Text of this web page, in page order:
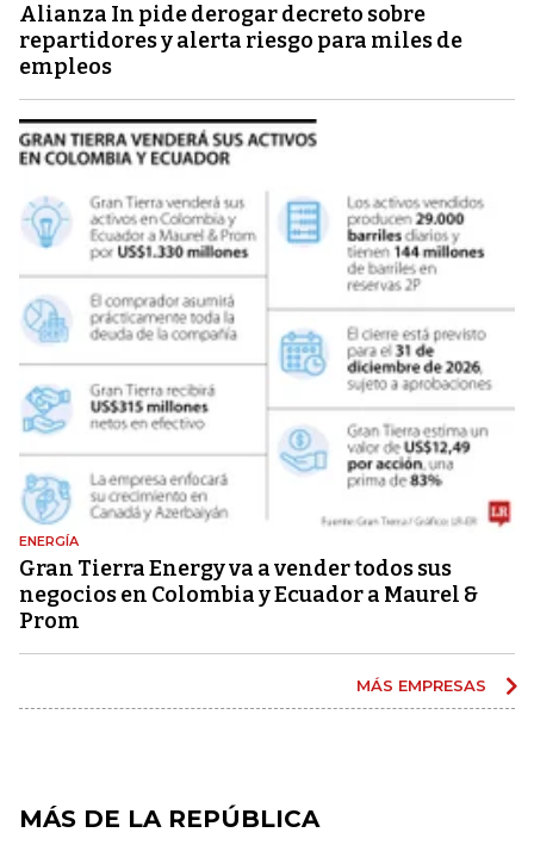
Alianza In pide derogar decreto sobre
repartidores y alerta riesgo para miles de
empleos
ENERGÍA
Gran Tierra Energy va a vender todos sus
negocios en Colombia y Ecuador a Maurel &
Prom
MÁS EMPRESAS
MÁS DE LA REPÚBLICA